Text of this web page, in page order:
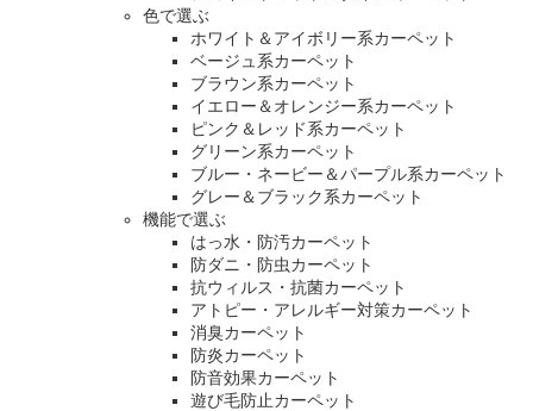
色で選ぶ
ホワイト＆アイボリー系カーペット
ベージュ系カーペット
ブラウン系カーペット
イエロー＆オレンジー系カーペット
ピンク＆レッド系カーペット
グリーン系カーペット
ブルー・ネービー＆パープル系カーペット
グレー＆ブラック系カーペット
機能で選ぶ
はっ水・防汚カーペット
防ダニ・防虫カーペット
抗ウィルス・抗菌カーペット
アトピー・アレルギー対策カーペット
消臭カーペット
防炎カーペット
防音効果カーペット
遊び毛防止カーペット